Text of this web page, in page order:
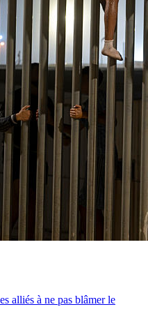
alliés à ne pas blâmer le